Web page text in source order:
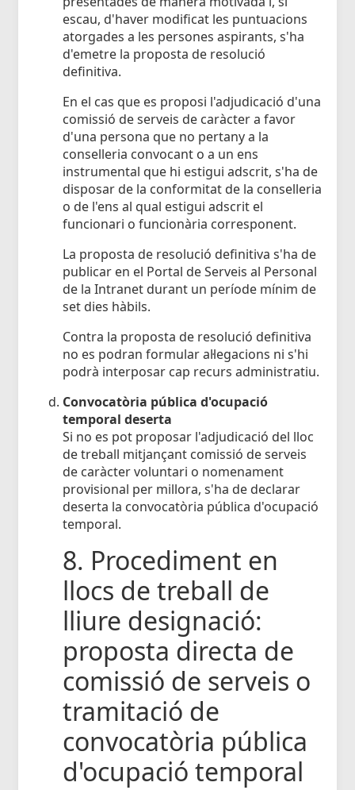
escau, d'haver modificat les puntuacions
atorgades a les persones aspirants, s'ha
d'emetre la proposta de resolució
definitiva.
En el cas que es proposi l'adjudicació d'una
comissió de serveis de caràcter a favor
d'una persona que no pertany a la
conselleria convocant o a un ens
instrumental que hi estigui adscrit, s'ha de
disposar de la conformitat de la conselleria
o de l'ens al qual estigui adscrit el
funcionari o funcionària corresponent.
La proposta de resolució definitiva s'ha de
publicar en el Portal de Serveis al Personal
de la Intranet durant un període mínim de
set dies hàbils.
Contra la proposta de resolució definitiva
no es podran formular al·legacions ni s'hi
podrà interposar cap recurs administratiu.
Convocatòria pública d'ocupació
temporal deserta
Si no es pot proposar l'adjudicació del lloc
de treball mitjançant comissió de serveis
de caràcter voluntari o nomenament
provisional per millora, s'ha de declarar
deserta la convocatòria pública d'ocupació
temporal.
8. Procediment en
llocs de treball de
lliure designació:
proposta directa de
comissió de serveis o
tramitació de
convocatòria pública
d'ocupació temporal